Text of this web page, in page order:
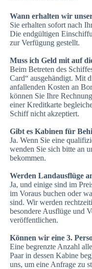
Wann erhalten wir
Sie erhalten sofort nach
Die endgültigen
zur Verfügung gestellt.
Muss ich Geld mit auf
Beim Betreten des
Card“ ausgehändigt. Mit
anfallenden Kosten an
können Sie Ihre
einer Kreditkarte
Schiff nicht akzeptiert.
Gibt es Kabinen für
Ja. Wenn Sie eine
wenden Sie sich bitte an
bekommen.
Werden Landausflüge
Ja, und einige sind im
im Voraus buchen oder
sind. Wir werden
besondere Ausflüge und
veröffentlichen.
Können wir eine 3.
Eine begrenzte Anzahl
Paar in dessen Kabine
uns, um eine Anfrage zu